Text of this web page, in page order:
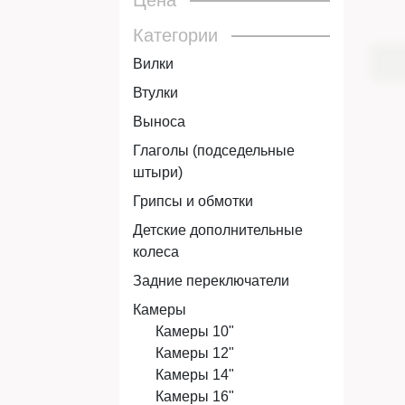
Категории
Вилки
Втулки
Выноса
Глаголы (подседельные
штыри)
Грипсы и обмотки
Детские дополнительные
колеса
Задние переключатели
Камеры
Камеры 10"
Камеры 12"
Камеры 14"
Камеры 16"